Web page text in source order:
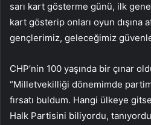
sarı kart gösterme günü, ilk
kart gösterip onları oyun dışına
gençlerimiz, geleceğimiz
CHP’nin 100 yaşında bir çınar
“Milletvekilliği dönemimde
fırsatı buldum. Hangi ülkeye
Halk Partisini biliyordu,